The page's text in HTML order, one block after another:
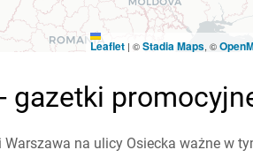
Leaflet | ©Stadia Maps, ©
gazetki
na ulicy Osiecka ważne w